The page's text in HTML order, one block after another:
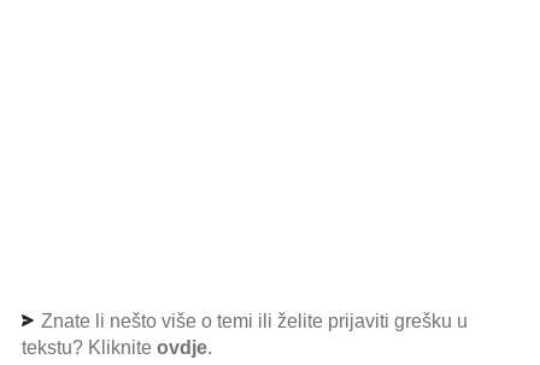
Znate li nešto više o temi ili želite prijaviti grešku u
tekstu? Kliknite ovdje.